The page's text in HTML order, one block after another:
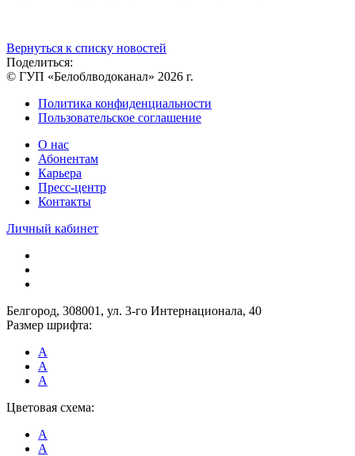
Вернуться к списку новостей
Поделиться:
© ГУП «Белоблводоканал» 2026 г.
Политика конфиденциальности
Пользовательское соглашение
О нас
Абонентам
Карьера
Пресс-центр
Контакты
Личный кабинет
Белгород, 308001, ул. 3-го Интернационала, 40
Размер шрифта:
A
A
A
Цветовая схема:
A
A